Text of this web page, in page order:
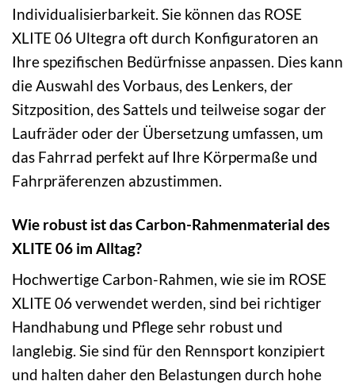
Individualisierbarkeit. Sie können das ROSE
XLITE 06 Ultegra oft durch Konfiguratoren an
Ihre spezifischen Bedürfnisse anpassen. Dies kann
die Auswahl des Vorbaus, des Lenkers, der
Sitzposition, des Sattels und teilweise sogar der
Laufräder oder der Übersetzung umfassen, um
das Fahrrad perfekt auf Ihre Körpermaße und
Fahrpräferenzen abzustimmen.
Wie robust ist das Carbon-Rahmenmaterial des
XLITE 06 im Alltag?
Hochwertige Carbon-Rahmen, wie sie im ROSE
XLITE 06 verwendet werden, sind bei richtiger
Handhabung und Pflege sehr robust und
langlebig. Sie sind für den Rennsport konzipiert
und halten daher den Belastungen durch hohe